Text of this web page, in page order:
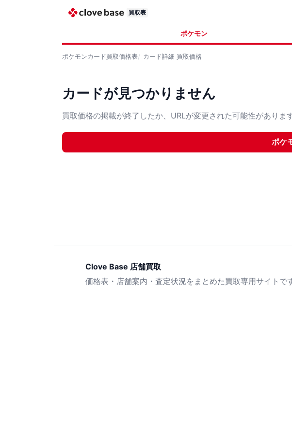
買取表
ポケモン
ポケモンカード買取価格表 カード詳細 買取価格
カードが見つかりません
買取価格の掲載が終了したか、URLが変更された可能性があります
ポケ
Clove Base 店舗買取
価格表・店舗案内・査定状況をまとめた買取専用サイトです